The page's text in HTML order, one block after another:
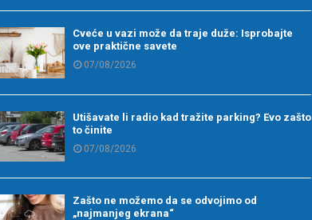
Cveće u vazi može da traje duže: Isprobajte
ove praktične savete
07/08/2026
Utišavate li radio kad tražite parking? Evo zašto
to činite
07/08/2026
Zašto ne možemo da se odvojimo od
„najmanjeg ekrana“